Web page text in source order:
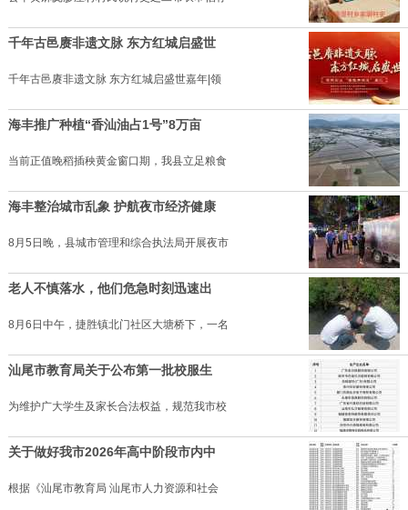
千年古邑赓非遗文脉 东方红城启盛世
千年古邑赓非遗文脉 东方红城启盛世嘉年|领
海丰推广种植“香汕油占1号”8万亩
当前正值晚稻插秧黄金窗口期，我县立足粮食
海丰整治城市乱象 护航夜市经济健康
8月5日晚，县城市管理和综合执法局开展夜市
老人不慎落水，他们危急时刻迅速出
8月6日中午，捷胜镇北门社区大塘桥下，一名
汕尾市教育局关于公布第一批校服生
为维护广大学生及家长合法权益，规范我市校
关于做好我市2026年高中阶段市内中
根据《汕尾市教育局 汕尾市人力资源和社会